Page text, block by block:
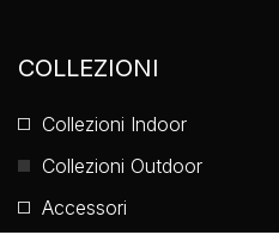
COLLEZIONI
Collezioni Indoor
Collezioni Outdoor
Accessori